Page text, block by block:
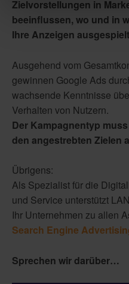
Zielvorstellungen in
beeinflussen, wo und in
Ihre Anzeigen
Ausgehend vom
gewinnen Google Ads
wachsende Kenntnisse
Verhalten von Nutzern.
Der Kampagnentyp
den angestrebten Zielen
Übrigens:
Als Spezialist für die
und Service unterstützt
Ihr Unternehmen zu allen
Search Engine
Sprechen wir darüber…